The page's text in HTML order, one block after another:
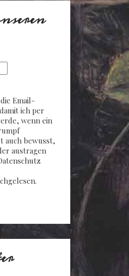
Email-
ich per
wenn ein
auch bewusst,
austragen